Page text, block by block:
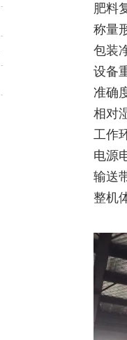
肥料
称量
包装
设备
准确
相对
工作
电源
输送
整机